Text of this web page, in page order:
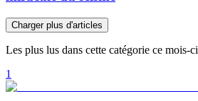
Charger plus d'articles
Les plus lus dans cette catégorie ce mois-ci
1